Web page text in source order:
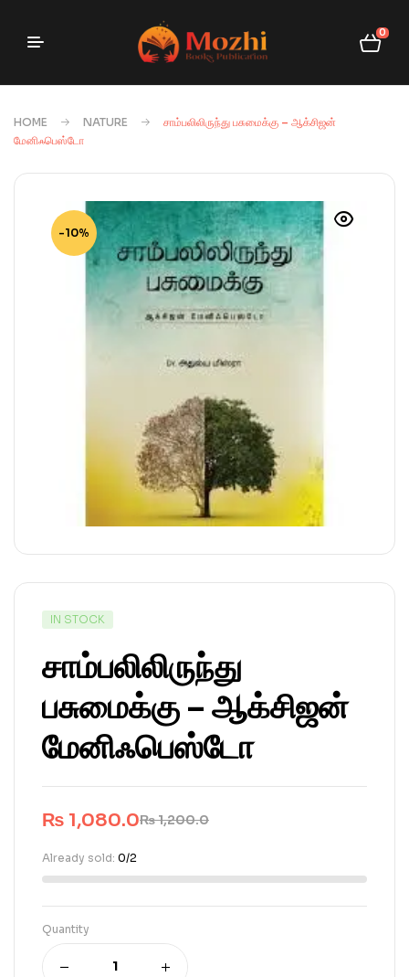
0
HOME NATURE
சாம்பலிலிருந்து பசுமைக்கு – ஆக்சிஜன்
மேனிஃபெஸ்டோ
-10%
IN STOCK
சாம்பலிலிருந்து
பசுமைக்கு – ஆக்சிஜன்
மேனிஃபெஸ்டோ
₨1,200.0
₨ 1,080.0
Already sold: 0/2
Quantity